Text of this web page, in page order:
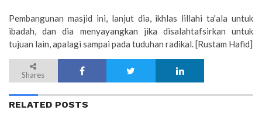
Pembangunan masjid ini, lanjut dia, ikhlas lillahi ta'ala untuk
ibadah, dan dia menyayangkan jika disalahtafsirkan untuk
tujuan lain, apalagi sampai pada tuduhan radikal. [Rustam Hafid]
Shares
RELATED POSTS